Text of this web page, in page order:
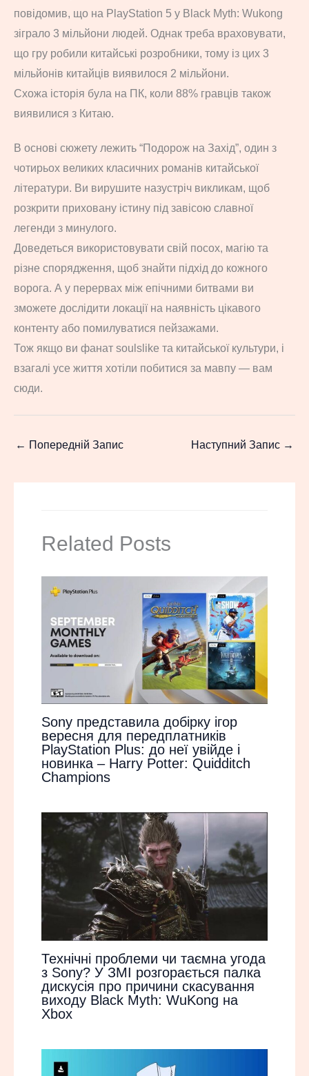
повідомив, що на PlayStation 5 у Black Myth: Wukong
зіграло 3 мільйони людей. Однак треба враховувати,
що гру робили китайські розробники, тому із цих 3
мільйонів китайців виявилося 2 мільйони.
Схожа історія була на ПК, коли 88% гравців також
виявилися з Китаю.
В основі сюжету лежить “Подорож на Захід”, один з
чотирьох великих класичних романів китайської
літератури. Ви вирушите назустріч викликам, щоб
розкрити приховану істину під завісою славної
легенди з минулого.
Доведеться використовувати свій посох, магію та
різне спорядження, щоб знайти підхід до кожного
ворога. А у перервах між епічними битвами ви
зможете дослідити локації на наявність цікавого
контенту або помилуватися пейзажами.
Тож якщо ви фанат soulslike та китайської культури, і
взагалі усе життя хотіли побитися за мавпу — вам
сюди.
← Попередній Запис Наступний Запис →
Related Posts
Sony представила добірку ігор
вересня для передплатників
PlayStation Plus: до неї увійде і
новинка – Harry Potter: Quidditch
Champions
Технічні проблеми чи таємна угода
з Sony? У ЗМІ розгорається палка
дискусія про причини скасування
виходу Black Myth: WuKong на
Xbox